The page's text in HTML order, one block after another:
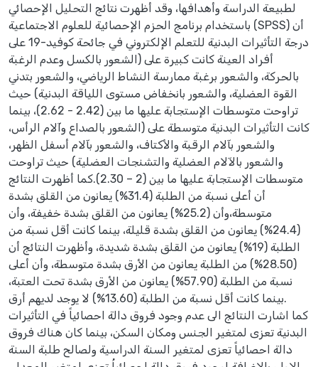
لطبيعة الدراسة وأهدافها، وقد أظهرت نتائج التحليل الإحصائي
باستخدام برنامج الحزم الإحصائية للعلوم الاجتماعية (SPSS) أن
درجة التأثيرات البدنية للتعلم الإلكتروني في جائحة كوفيد-19 على
أفراد العينة كانت كبيرة على (الشعور بالكسل وعدم الرغبة
بالحركة، والشعور برغبة ممارسة النشاط الرياضي، والشعور بتدني
القوة العضلية، والشعور بانخفاض مستوى اللياقة البدنية) حيث
تراوحت متوسطات الإستجابة عليها ما بين (2.42 - 2.62)، بينما
كانت التأثيرات البدنية متوسطة على (الشعور بالصداع وآلام الرأس،
والشعور بآلام الرقبة والأكتاف، والشعور بآلام أسفل الظهر،
والشعور بالآلام العضلية والتشنجات العضلية) حيث تراوحت
متوسطات الإستجابة عليها ما بين (2 – 2.30).كما أظهرت النتائج
أن أعلى نسبة من الطلبة (31.4%) يعانون من القلق بشدة
متوسطة،وأن (25.2%) يعانون من القلق بشدة خفيفة، وأن
(24.4%) يعانون من القلق بشدة قليلة، بينما كانت أقل نسبة من
الطلبة (19%) يعانون من القلق بشدة شديدة، وأظهرت النتائج أن
(28.50%) من الطلبة يعانون من الأرق بشدة متوسطة، وأن أعلى
نسبة من الطلبة (57.90%) يعانون من الأرق بشدة تحت العتبة،
بينما كانت أقل نسبة من الطلبة (13.60%) لا يوجد لديهم أرق.
كما اشارت النتائج الى عدم وجود فروق دالة احصائياً في التأثيرات
البدنية تعزى لمتغير الجنس ومكان السكن، بينما كان هناك فروق
دالة احصائياً تعزى لمتغير السنة الدراسية ولصالح طلبة السنة